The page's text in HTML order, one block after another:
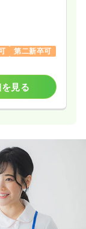
第二新卒可
見る